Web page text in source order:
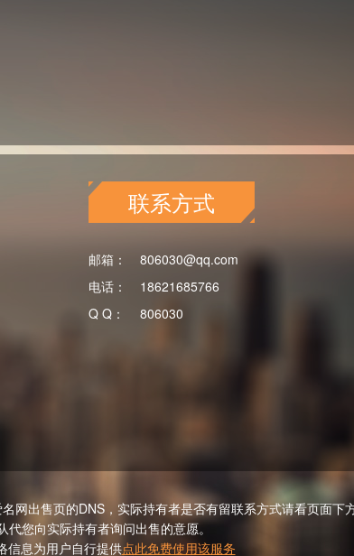
联系方式
邮箱：
806030@qq.com
电话：
18621685766
Q Q：
806030
出售页的DNS，实际持有者是否有留联系方式请看页面下方
您向实际持有者询问出售的意愿。
信息为用户自行提供点此免费使用该服务